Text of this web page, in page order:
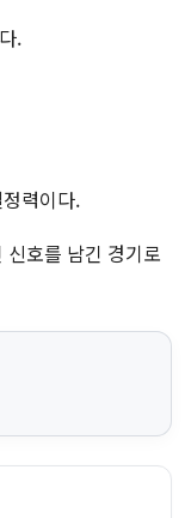
.
력이다.
호를 남긴 경기로